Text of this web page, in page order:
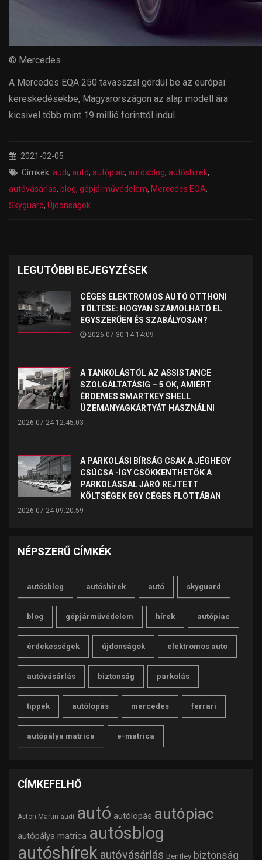
© Mercedes
A Mercedes EQA 250 tavasszal gördül be az európai
kereskedésekbe, Magyarországon az alap modell ára
kicsivel több mint 19 millió forinttól indul.
2021-02-05
Címkék: audi, autó, autópiac, autósblog, autóshírek,
autóvásárlás, blog, gépjárművédelem, Mercedes EQA,
Skyguard, Újdonságok
LEGUTÓBBI BEJEGYZÉSEK
CÉGES ELEKTROMOS AUTÓ OTTHONI
TÖLTÉSE: HOGYAN SZÁMOLHATÓ EL
EGYSZERŰEN ÉS SZABÁLYOSAN?
2026-07-30 14:14:09
A TANKOLÁSTÓL AZ ASSISTANCE
SZOLGÁLTATÁSIG – 5 OK, AMIÉRT
ÉRDEMES SMARTKEY SHELL
ÜZEMANYAGKÁRTYÁT HASZNÁLNI
2026-07-24 12:45:03
A PARKOLÁSI BÍRSÁG CSAK A JÉGHEGY
CSÚCSA -ÍGY CSÖKKENTHETŐK A
PARKOLÁSSAL JÁRÓ REJTETT
KÖLTSÉGEK EGY CÉGES FLOTTÁBAN
2026-07-24 09:20:59
NÉPSZERŰ CÍMKÉK
autósblog autóshírek autó skyguard
blog gépjárművédelem hírek autópiac
érdekességek újdonságok elektromos auto
autóvásárlás biztonság parkolás
tippek autólopás mercedes ferrari
autópálya matrica e-matrica
CÍMKEFELHŐ
Aston Martin audi autó autólopás autópiac
autópálya matrica autósblog
autóshírek autóvásárlás Bentley biztonság